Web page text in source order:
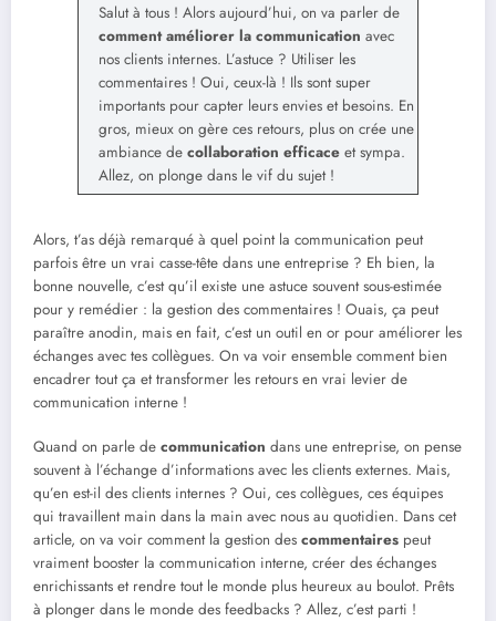
Salut à tous ! Alors aujourd’hui, on va parler de
comment améliorer la communication avec
nos clients internes. L’astuce ? Utiliser les
commentaires ! Oui, ceux-là ! Ils sont super
importants pour capter leurs envies et besoins. En
gros, mieux on gère ces retours, plus on crée une
ambiance de collaboration efficace et sympa.
Allez, on plonge dans le vif du sujet !
Alors, t’as déjà remarqué à quel point la communication peut
parfois être un vrai casse-tête dans une entreprise ? Eh bien, la
bonne nouvelle, c’est qu’il existe une astuce souvent sous-estimée
pour y remédier : la gestion des commentaires ! Ouais, ça peut
paraître anodin, mais en fait, c’est un outil en or pour améliorer les
échanges avec tes collègues. On va voir ensemble comment bien
encadrer tout ça et transformer les retours en vrai levier de
communication interne !
Quand on parle de communication dans une entreprise, on pense
souvent à l’échange d’informations avec les clients externes. Mais,
qu’en est-il des clients internes ? Oui, ces collègues, ces équipes
qui travaillent main dans la main avec nous au quotidien. Dans cet
article, on va voir comment la gestion des commentaires peut
vraiment booster la communication interne, créer des échanges
enrichissants et rendre tout le monde plus heureux au boulot. Prêts
à plonger dans le monde des feedbacks ? Allez, c’est parti !